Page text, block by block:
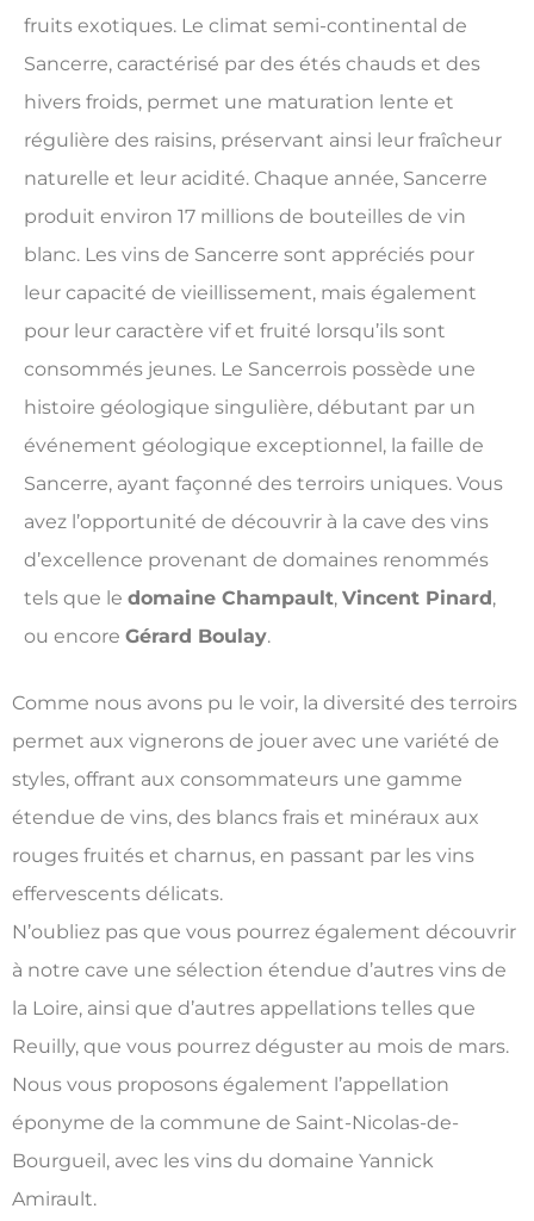
fruits exotiques. Le climat semi-continental de
Sancerre, caractérisé par des étés chauds et des
hivers froids, permet une maturation lente et
régulière des raisins, préservant ainsi leur fraîcheur
naturelle et leur acidité. Chaque année, Sancerre
produit environ 17 millions de bouteilles de vin
blanc. Les vins de Sancerre sont appréciés pour
leur capacité de vieillissement, mais également
pour leur caractère vif et fruité lorsqu’ils sont
consommés jeunes. Le Sancerrois possède une
histoire géologique singulière, débutant par un
événement géologique exceptionnel, la faille de
Sancerre, ayant façonné des terroirs uniques. Vous
avez l’opportunité de découvrir à la cave des vins
d’excellence provenant de domaines renommés
tels que le domaine Champault, Vincent Pinard,
ou encore Gérard Boulay.
Comme nous avons pu le voir, la diversité des terroirs
permet aux vignerons de jouer avec une variété de
styles, offrant aux consommateurs une gamme
étendue de vins, des blancs frais et minéraux aux
rouges fruités et charnus, en passant par les vins
effervescents délicats.
N’oubliez pas que vous pourrez également découvrir
à notre cave une sélection étendue d’autres vins de
la Loire, ainsi que d’autres appellations telles que
Reuilly, que vous pourrez déguster au mois de mars.
Nous vous proposons également l’appellation
éponyme de la commune de Saint-Nicolas-de-
Bourgueil, avec les vins du domaine Yannick
Amirault.